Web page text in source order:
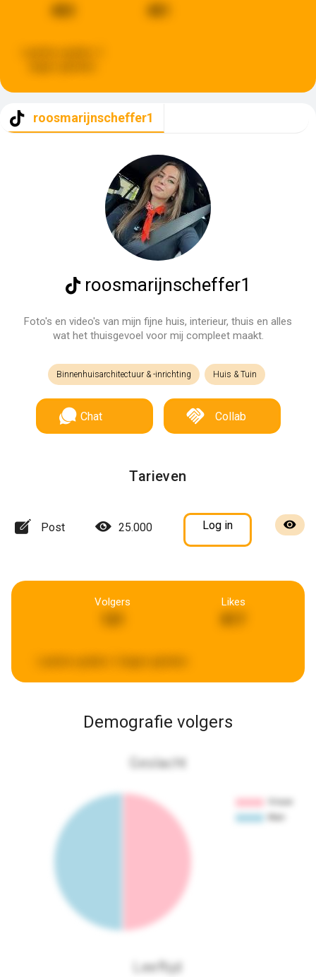
483 481
roosmarijnscheffer1
roosmarijnscheffer1
Foto's en video's van mijn fijne huis, interieur, thuis en alles
wat het thuisgevoel voor mij compleet maakt.
Binnenhuisarchitectuur & -inrichting Huis & Tuin
Chat Collab
Tarieven
Post 25.000 Log in
Volgers Likes
Demografie volgers
Geslacht
Leeftijd